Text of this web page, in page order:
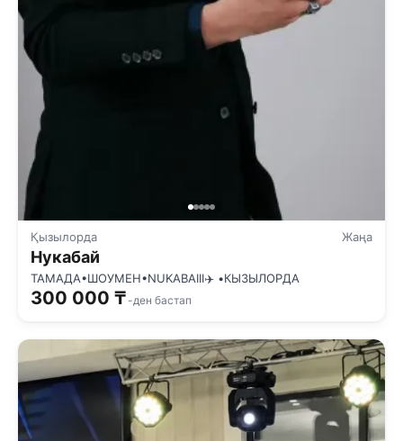
Қызылорда Жаңа
Нукабай
ТАМАДА•ШОУМЕН•NUKABAIII✈️ •КЫЗЫЛОРДА
300 000 ₸ -ден бастап